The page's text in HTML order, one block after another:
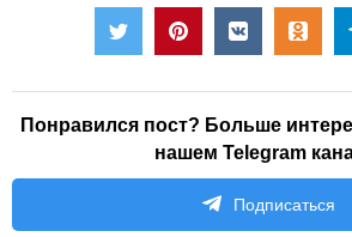
Понравился пост? Больше
нашем Telegram
Подписаться